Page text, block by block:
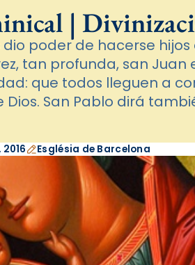
|
poder de hacerse hijos
tan profunda, san Juan
que todos lleguen a
San Pablo dirá
2016 Església de Barcelona